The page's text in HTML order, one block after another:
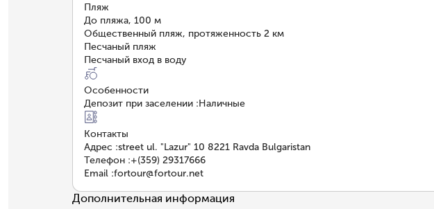
Пляж
До пляжа, 100 м
Общественный пляж, протяженность 2 км
Песчаный пляж
Песчаный вход в воду
Особенности
Депозит при заселении :Наличные
Контакты
Адрес :street ul. "Lazur" 10 8221 Ravda Bulgaristan
Телефон :+(359) 29317666
Email :fortour@fortour.net
Дополнительная информация